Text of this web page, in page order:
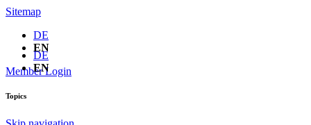
Sitemap
DE
EN
Member Login
DE
EN
Topics